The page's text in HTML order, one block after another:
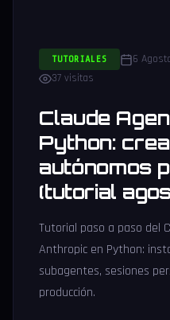
TUTORIALES 6
37 visitas
Claude
Python:
autónomos
(tutorial
Tutorial paso a paso del
Anthropic en Python:
subagentes, sesiones
producción.